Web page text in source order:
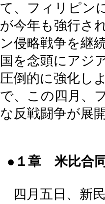
て、フィリピン
が今年も強行さ
ン侵略戦争を継
国を念頭にアジ
圧倒的に強化し
で、この四月、
な反戦闘争が展
●１章 米比合
四月五日、新